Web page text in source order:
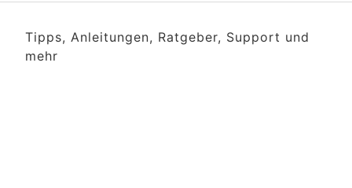
Tipps, Anleitungen, Ratgeber, Support und
mehr